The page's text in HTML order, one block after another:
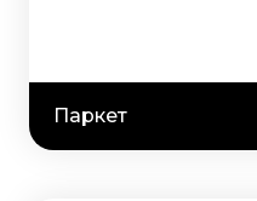
Паркет